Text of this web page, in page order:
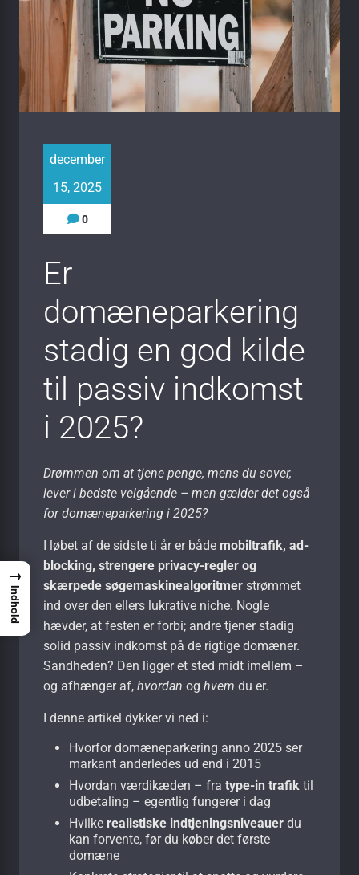
december
15, 2025
0
Er
domæneparkering
stadig en god kilde
til passiv indkomst
i 2025?
Drømmen om at tjene penge, mens du sover,
lever i bedste velgående – men gælder det også
for domæneparkering i 2025?
I løbet af de sidste ti år er både mobiltrafik, ad-
blocking, strengere privacy-regler og
skærpede søgemaskinealgoritmer strømmet
ind over den ellers lukrative niche. Nogle
hævder, at festen er forbi; andre tjener stadig
solid passiv indkomst på de rigtige domæner.
Sandheden? Den ligger et sted midt imellem –
og afhænger af, hvordan og hvem du er.
I denne artikel dykker vi ned i:
Hvorfor domæneparkering anno 2025 ser
markant anderledes ud end i 2015
Hvordan værdikæden – fra type-in trafik til
udbetaling – egentlig fungerer i dag
Hvilke realistiske indtjeningsniveauer du
kan forvente, før du køber det første
domæne
→
Indhold